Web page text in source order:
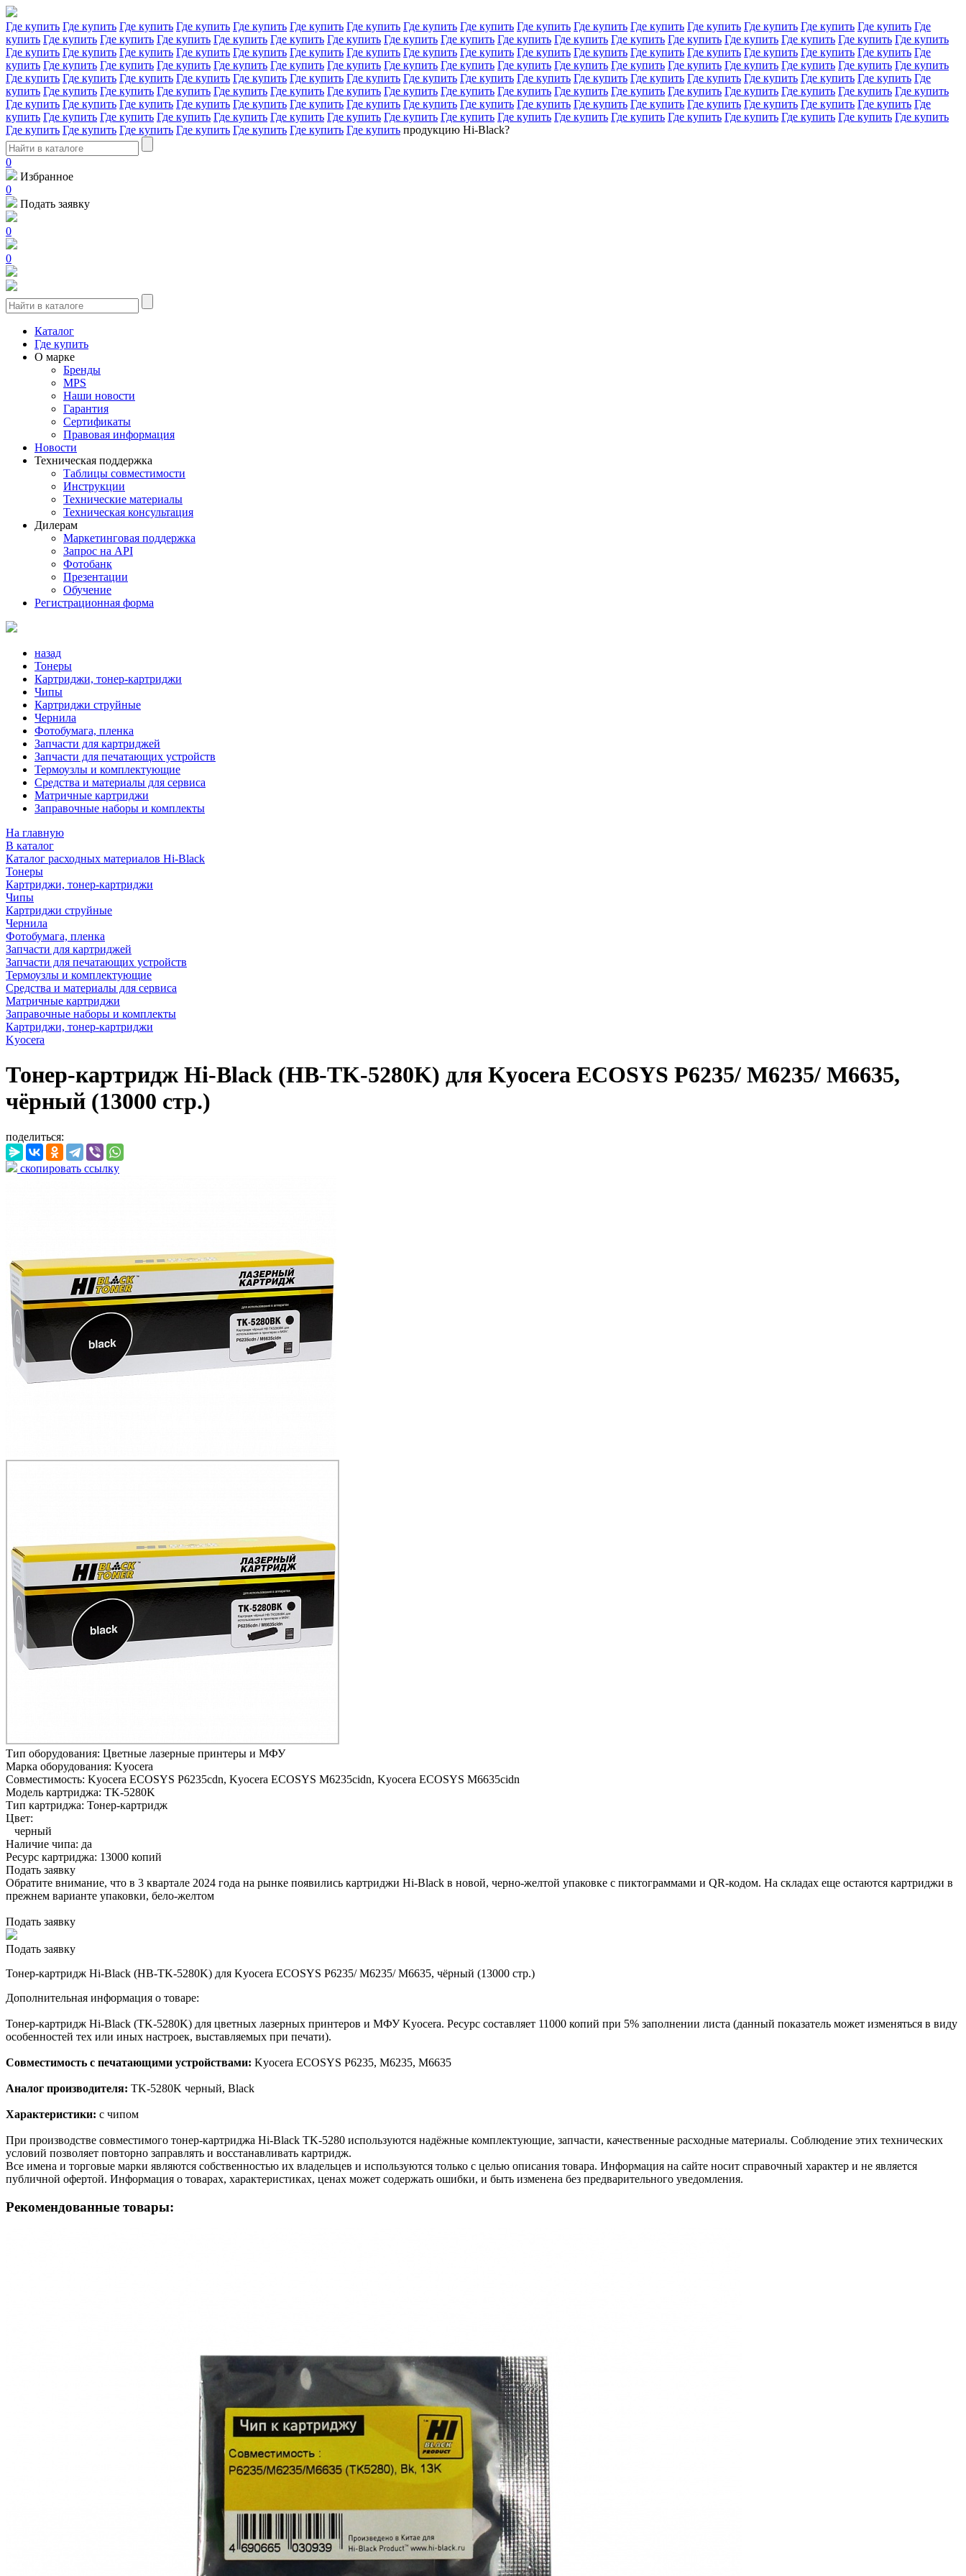
Где купить Где купить Где купить Где купить Где купить Где купить Где купить Где купить Где купить Где купить Где купить Где купить Где купить Где купить Где купить Где купить Где
купить Где купить Где купить Где купить Где купить Где купить Где купить Где купить Где купить Где купить Где купить Где купить Где купить Где купить Где купить Где купить Где купить
Где купить Где купить Где купить Где купить Где купить Где купить Где купить Где купить Где купить Где купить Где купить Где купить Где купить Где купить Где купить Где купить Где
купить Где купить Где купить Где купить Где купить Где купить Где купить Где купить Где купить Где купить Где купить Где купить Где купить Где купить Где купить Где купить Где купить
Где купить Где купить Где купить Где купить Где купить Где купить Где купить Где купить Где купить Где купить Где купить Где купить Где купить Где купить Где купить Где купить Где
купить Где купить Где купить Где купить Где купить Где купить Где купить Где купить Где купить Где купить Где купить Где купить Где купить Где купить Где купить Где купить Где купить
Где купить Где купить Где купить Где купить Где купить Где купить Где купить Где купить Где купить Где купить Где купить Где купить Где купить Где купить Где купить Где купить Где
купить Где купить Где купить Где купить Где купить Где купить Где купить Где купить Где купить Где купить Где купить Где купить Где купить Где купить Где купить Где купить Где купить
Где купить Где купить Где купить Где купить Где купить Где купить Где купить продукцию Hi-Black?
0
Избранное
0
Подать заявку
0
0
Каталог
Где купить
О марке
Бренды
MPS
Наши новости
Гарантия
Сертификаты
Правовая информация
Новости
Техническая поддержка
Таблицы совместимости
Инструкции
Технические материалы
Техническая консультация
Дилерам
Маркетинговая поддержка
Запрос на API
Фотобанк
Презентации
Обучение
Регистрационная форма
назад
Тонеры
Картриджи, тонер-картриджи
Чипы
Картриджи струйные
Чернила
Фотобумага, пленка
Запчасти для картриджей
Запчасти для печатающих устройств
Термоузлы и комплектующие
Средства и материалы для сервиса
Матричные картриджи
Заправочные наборы и комплекты
На главную
В каталог
Каталог расходных материалов Hi-Black
Тонеры
Картриджи, тонер-картриджи
Чипы
Картриджи струйные
Чернила
Фотобумага, пленка
Запчасти для картриджей
Запчасти для печатающих устройств
Термоузлы и комплектующие
Средства и материалы для сервиса
Матричные картриджи
Заправочные наборы и комплекты
Картриджи, тонер-картриджи
Kyocera
Тонер-картридж Hi-Black (HB-TK-5280K) для Kyocera ECOSYS P6235/ M6235/ M6635,
чёрный (13000 стр.)
поделиться:
скопировать ссылку
Тип оборудования: Цветные лазерные принтеры и МФУ
Марка оборудования: Kyocera
Совместимость: Kyocera ECOSYS P6235cdn, Kyocera ECOSYS M6235cidn, Kyocera ECOSYS M6635cidn
Модель картриджа: TK-5280K
Тип картриджа: Тонер-картридж
Цвет:
черный
Наличие чипа: да
Ресурс картриджа: 13000 копий
Подать заявку
Обратите внимание, что в 3 квартале 2024 года на рынке появились картриджи Hi-Black в новой, черно-желтой упаковке с пиктограммами и QR-кодом. На складах еще остаются картриджи в
прежнем варианте упаковки, бело-желтом
Подать заявку
Подать заявку
Тонер-картридж Hi-Black (HB-TK-5280K) для Kyocera ECOSYS P6235/ M6235/ M6635, чёрный (13000 стр.)
Дополнительная информация о товаре:
Тонер-картридж Hi-Black (TK-5280K) для цветных лазерных принтеров и МФУ Kyocera. Ресурс составляет 11000 копий при 5% заполнении листа (данный показатель может изменяться в виду
особенностей тех или иных настроек, выставляемых при печати).
Совместимость с печатающими устройствами: Kyocera ECOSYS P6235, M6235, M6635
Аналог производителя: TK-5280K черный, Black
Характеристики: с чипом
При производстве совместимого тонер-картриджа Hi-Black TK-5280 используются надёжные комплектующие, запчасти, качественные расходные материалы. Соблюдение этих технических
условий позволяет повторно заправлять и восстанавливать картридж.
Все имена и торговые марки являются собственностью их владельцев и используются только с целью описания товара. Информация на сайте носит справочный характер и не является
публичной офертой. Информация о товарах, характеристиках, ценах может содержать ошибки, и быть изменена без предварительного уведомления.
Рекомендованные товары: